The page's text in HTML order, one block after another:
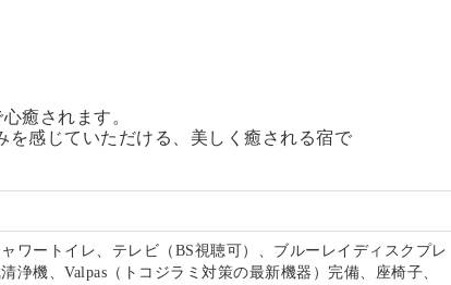
癒されます。
感じていただける、美しく癒される宿で
ワートイレ、テレビ（BS視聴可）、ブルーレイディスクプレ
浄機、Valpas（トコジラミ対策の最新機器）完備、座椅子、